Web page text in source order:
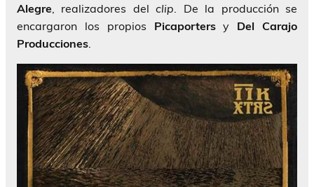
Alegre, realizadores delclip. De la producción se
encargaron los propios Picaportersy Del Carajo
Producciones.